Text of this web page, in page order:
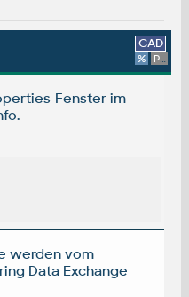
CAD
% Platform
Fenster im
werden vom
Data Exchange